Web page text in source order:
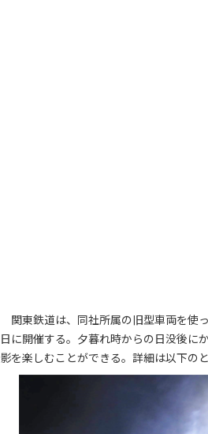
関東鉄道は、同社所属の旧型車両を使
日に開催する。夕暮れ時からの日没後に
影を楽しむことができる。詳細は以下のと